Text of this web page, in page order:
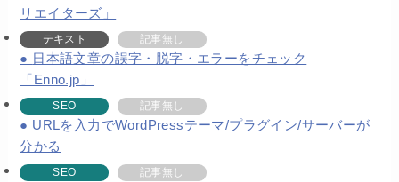
リエイターズ」
テキスト 記事無し
日本語文章の誤字・脱字・エラーをチェック
「Enno.jp」
SEO 記事無し
URLを入力でWordPressテーマ/プラグイン/サーバーが
分かる
SEO 記事無し